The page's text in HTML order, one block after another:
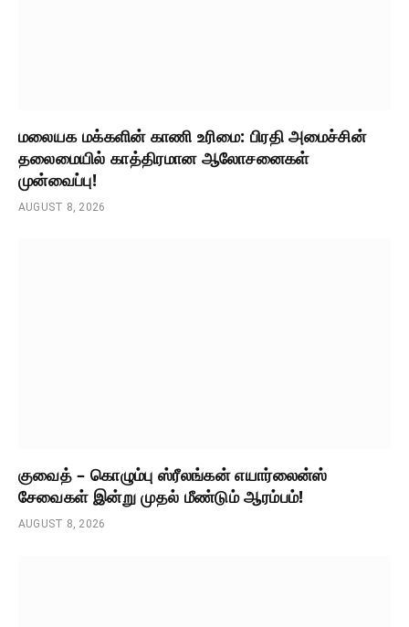
மலையக மக்களின் காணி உரிமை: பிரதி அமைச்சின்
தலைமையில் காத்திரமான ஆலோசனைகள்
முன்வைப்பு!
AUGUST 8, 2026
குவைத் – கொழும்பு ஸ்ரீலங்கன் எயார்லைன்ஸ்
சேவைகள் இன்று முதல் மீண்டும் ஆரம்பம்!
AUGUST 8, 2026